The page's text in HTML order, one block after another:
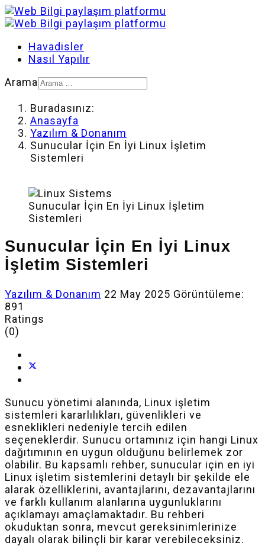
Havadisler
Nasıl Yapılır
Arama
Buradasınız:
Anasayfa
Yazılım & Donanım
Sunucular İçin En İyi Linux İşletim
Sistemleri
Sunucular İçin En İyi Linux İşletim
Sistemleri
Sunucular İçin En İyi Linux
İşletim Sistemleri
Yazılım & Donanım 22 May 2025 Görüntüleme:
891
Ratings
(0)
Sunucu yönetimi alanında, Linux işletim
sistemleri kararlılıkları, güvenlikleri ve
esneklikleri nedeniyle tercih edilen
seçeneklerdir. Sunucu ortamınız için hangi Linux
dağıtımının en uygun olduğunu belirlemek zor
olabilir. Bu kapsamlı rehber, sunucular için en iyi
Linux işletim sistemlerini detaylı bir şekilde ele
alarak özelliklerini, avantajlarını, dezavantajlarını
ve farklı kullanım alanlarına uygunluklarını
açıklamayı amaçlamaktadır. Bu rehberi
okuduktan sonra, mevcut gereksinimlerinize
dayalı olarak bilinçli bir karar verebileceksiniz.